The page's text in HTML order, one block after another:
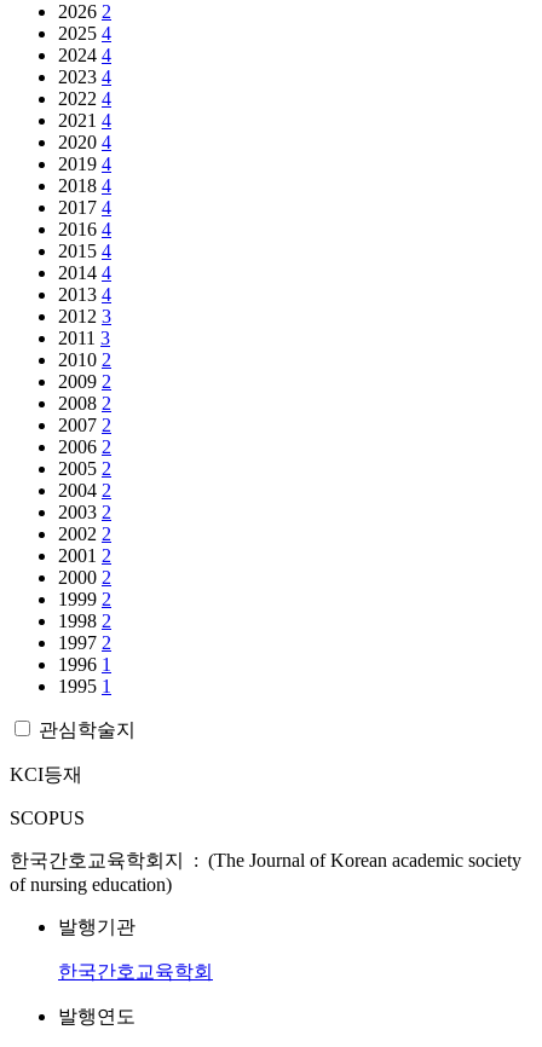
2026 2
2025 4
2024 4
2023 4
2022 4
2021 4
2020 4
2019 4
2018 4
2017 4
2016 4
2015 4
2014 4
2013 4
2012 3
2011 3
2010 2
2009 2
2008 2
2007 2
2006 2
2005 2
2004 2
2003 2
2002 2
2001 2
2000 2
1999 2
1998 2
1997 2
1996 1
1995 1
관심학술지
KCI등재
SCOPUS
한국간호교육학회지 : (The Journal of Korean academic society
of nursing education)
발행기관
한국간호교육학회
발행연도